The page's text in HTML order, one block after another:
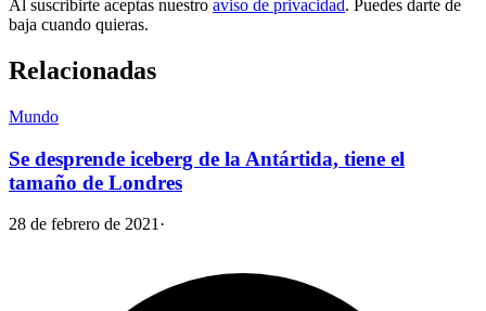
Al suscribirte aceptas nuestro aviso de privacidad. Puedes darte de
baja cuando quieras.
Relacionadas
Mundo
Se desprende iceberg de la Antártida, tiene el
tamaño de Londres
28 de febrero de 2021 ·